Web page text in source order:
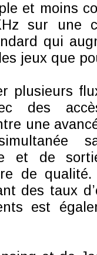
et moins
sur une
qui
jeux que
plusieurs
des
une
et de
de
des taux
est